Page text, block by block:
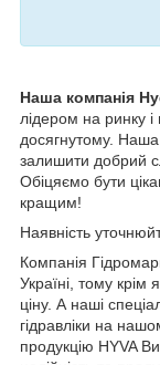
Наша компанія
лідером на ринку
досягнутому. Наша
залишити добрий
Обіцяємо бути
кращим!
Наявність
Компанія
Україні, тому
ціну. А наші
гідравліки на
продукцію HYVA